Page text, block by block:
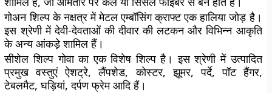
गोअन शिल्प के नक्षत्र में मेटल एम्बॉसिंग क्राफ्ट एक हालिया जोड़ है।
इस श्रेणी में देवी-देवताओं की दीवार की लटकन और विभिन्न आकृति
के अन्य आंकड़े शामिल हैं।
सीशेल शिल्प गोवा का एक विशेष शिल्प है। इस श्रेणी में उत्पादित
प्रमुख वस्तुएं ऐशट्रे, लैंपशेड, कोस्टर, झूमर, पर्दे, पॉट हैंगर,
टेबलमैट, घड़ियां, दर्पण फ्रेम आदि हैं।